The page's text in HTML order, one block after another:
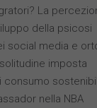
La
della psicosi
social media e
imposta
consumo
nella NBA